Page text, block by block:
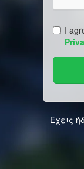
I
Έχεις